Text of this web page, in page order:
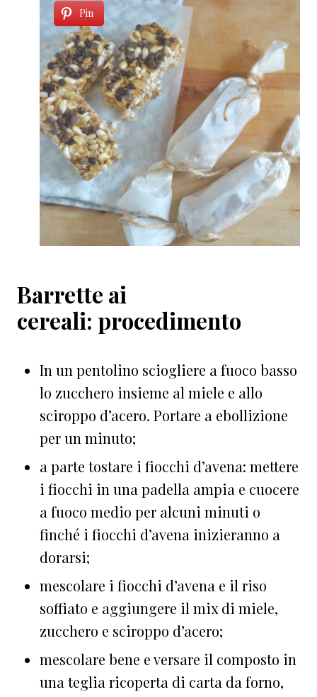
Pin
Barrette ai
cereali: procedimento
In un pentolino sciogliere a fuoco basso
lo zucchero insieme al miele e allo
sciroppo d’acero. Portare a ebollizione
per un minuto;
a parte tostare i fiocchi d’avena: mettere
i fiocchi in una padella ampia e cuocere
a fuoco medio per alcuni minuti o
finché i fiocchi d’avena inizieranno a
dorarsi;
mescolare i fiocchi d’avena e il riso
soffiato e aggiungere il mix di miele,
zucchero e sciroppo d’acero;
mescolare bene e versare il composto in
una teglia ricoperta di carta da forno,